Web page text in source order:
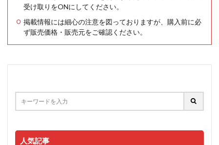
受け取りをONにしてください。
掲載情報には細心の注意を図っておりますが、購入前に必
ず販売価格・販売元をご確認ください。
人気記事